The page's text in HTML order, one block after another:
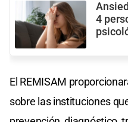
4
El REMISAM
sobre las instituciones